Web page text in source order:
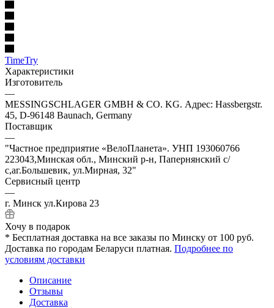
TimeTry
Характеристики
Изготовитель
—
MESSINGSCHLAGER GMBH & CO. KG. Адрес: Hassbergstr.
45, D-96148 Baunach, Germany
Поставщик
—
"Частное предприятие «ВелоПланета». УНП 193060766
223043,Минская обл., Минский р-н, Папернянский с/
с,аг.Большевик, ул.Мирная, 32"
Сервисный центр
—
г. Минск ул.Кирова 23
Хочу в подарок
* Бесплатная доставка на все заказы по Минску от 100 руб.
Доставка по городам Беларуси платная. Подробнее по
условиям доставки
Описание
Отзывы
Доставка